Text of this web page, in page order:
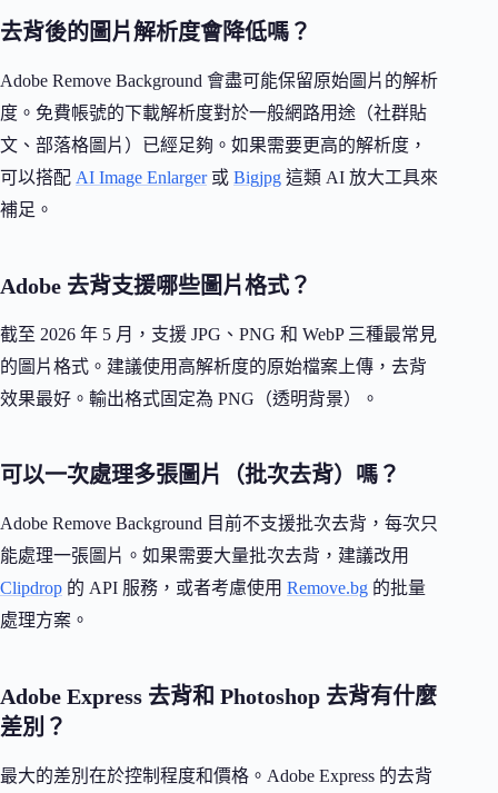
去背後的圖片解析度會降低嗎？
Adobe Remove Background 會盡可能保留原始圖片的解析
度。免費帳號的下載解析度對於一般網路用途（社群貼
文、部落格圖片）已經足夠。如果需要更高的解析度，
可以搭配 AI Image Enlarger或 Bigjpg 這類 AI 放大工具來
補足。
Adobe 去背支援哪些圖片格式？
截至 2026 年 5 月，支援 JPG、PNG 和 WebP 三種最常見
的圖片格式。建議使用高解析度的原始檔案上傳，去背
效果最好。輸出格式固定為 PNG（透明背景）。
可以一次處理多張圖片（批次去背）嗎？
Adobe Remove Background 目前不支援批次去背，每次只
能處理一張圖片。如果需要大量批次去背，建議改用
Clipdrop 的 API 服務，或者考慮使用 Remove.bg 的批量
處理方案。
Adobe Express 去背和 Photoshop 去背有什麼
差別？
最大的差別在於控制程度和價格。Adobe Express 的去背